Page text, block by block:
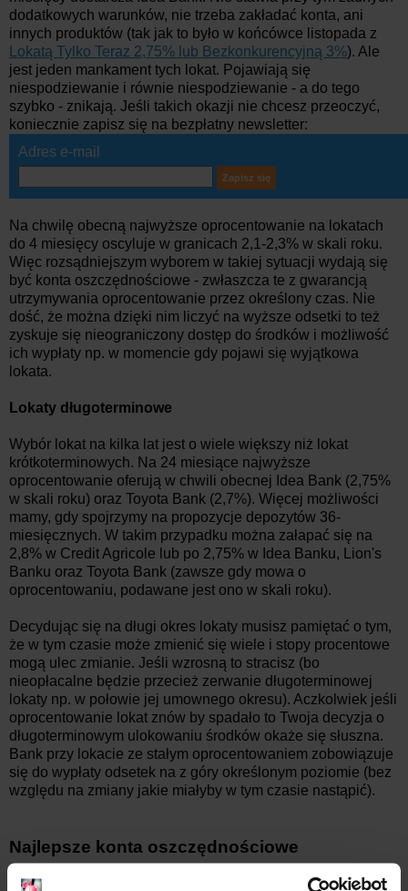
dodatkowych warunków, nie trzeba zakładać konta, ani
innych produktów (tak jak to było w końcówce listopada z
Lokatą Tylko Teraz 2,75% lub Bezkonkurencyjną 3%). Ale
jest jeden mankament tych lokat. Pojawiają się
niespodziewanie i równie niespodziewanie - a do tego
szybko - znikają. Jeśli takich okazji nie chcesz przeoczyć,
koniecznie zapisz się na bezpłatny newsletter:
Adres e-mail
Na chwilę obecną najwyższe oprocentowanie na lokatach
do 4 miesięcy oscyluje w granicach 2,1-2,3% w skali roku.
Więc rozsądniejszym wyborem w takiej sytuacji wydają się
być konta oszczędnościowe - zwłaszcza te z gwarancją
utrzymywania oprocentowanie przez określony czas. Nie
dość, że można dzięki nim liczyć na wyższe odsetki to też
zyskuje się nieograniczony dostęp do środków i możliwość
ich wypłaty np. w momencie gdy pojawi się wyjątkowa
lokata.
Lokaty długoterminowe
Wybór lokat na kilka lat jest o wiele większy niż lokat
krótkoterminowych. Na 24 miesiące najwyższe
oprocentowanie oferują w chwili obecnej Idea Bank (2,75%
w skali roku) oraz Toyota Bank (2,7%). Więcej możliwości
mamy, gdy spojrzymy na propozycje depozytów 36-
miesięcznych. W takim przypadku można załapać się na
2,8% w Credit Agricole lub po 2,75% w Idea Banku, Lion's
Banku oraz Toyota Bank (zawsze gdy mowa o
oprocentowaniu, podawane jest ono w skali roku).
Decydując się na długi okres lokaty musisz pamiętać o tym,
że w tym czasie może zmienić się wiele i stopy procentowe
mogą ulec zmianie. Jeśli wzrosną to stracisz (bo
nieopłacalne będzie przecież zerwanie długoterminowej
lokaty np. w połowie jej umownego okresu). Aczkolwiek jeśli
oprocentowanie lokat znów by spadało to Twoja decyzja o
długoterminowym ulokowaniu środków okaże się słuszna.
Bank przy lokacie ze stałym oprocentowaniem zobowiązuje
się do wypłaty odsetek na z góry określonym poziomie (bez
względu na zmiany jakie miałyby w tym czasie nastąpić).
Najlepsze konta oszczędnościowe
W większości przypadków oferta oprocentowania kont